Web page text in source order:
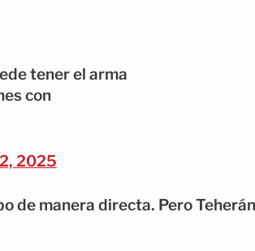
tener el arma
con
2025
de manera directa. Pero Teherán